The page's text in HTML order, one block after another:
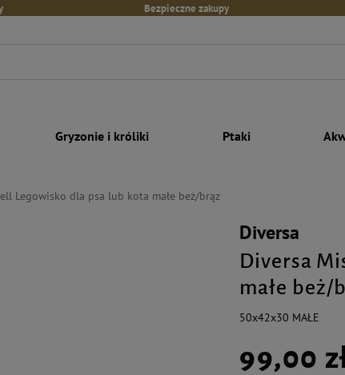
Bezpieczne zakupy
Gryzonie i króliki Ptaki
Legowisko dla psa lub kota małe beż/brąz
Diversa
Diversa
małe beż/
50x42x30 MAŁE
99,00